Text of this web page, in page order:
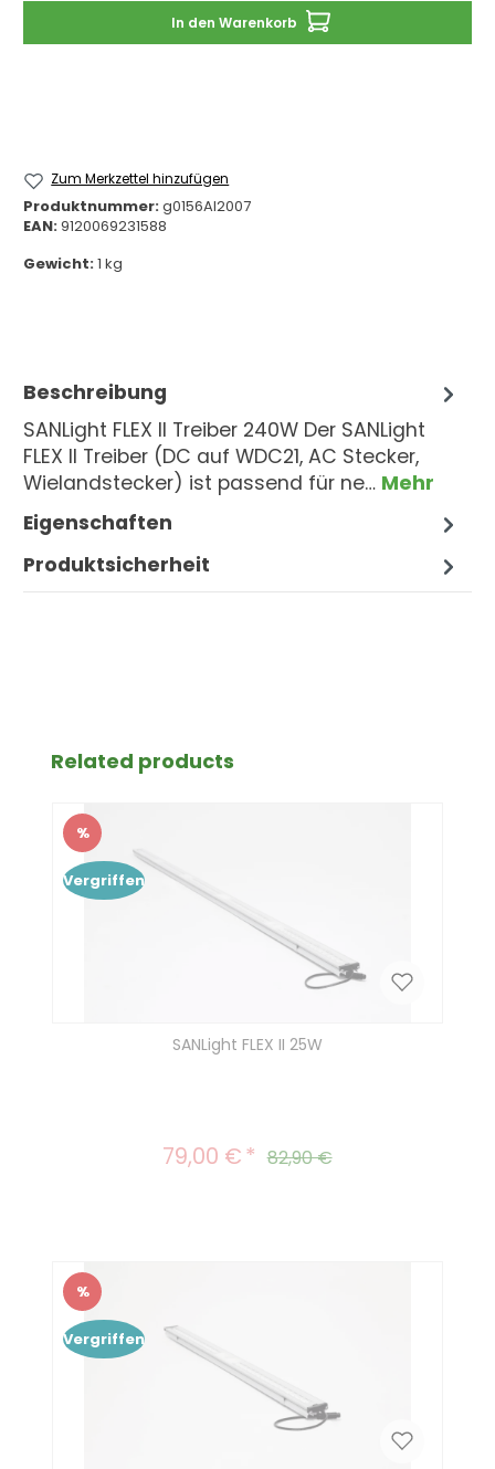
In den Warenkorb
Zum Merkzettel hinzufügen
Produktnummer:g0156AI2007
EAN:9120069231588
Gewicht:1 kg
Beschreibung
SANLight FLEX II Treiber 240W Der SANLight
FLEX II Treiber (DC auf WDC21, AC Stecker,
Wielandstecker) ist passend für ne… Mehr
Eigenschaften
Produktsicherheit
Produktgalerie überspringen
Related products
Rabatt
%
Vergriffen
SANLight FLEX II 25W
Verkaufspreis:
79,00 € Regulärer Preis:
82,90 €
Rabatt
%
Vergriffen